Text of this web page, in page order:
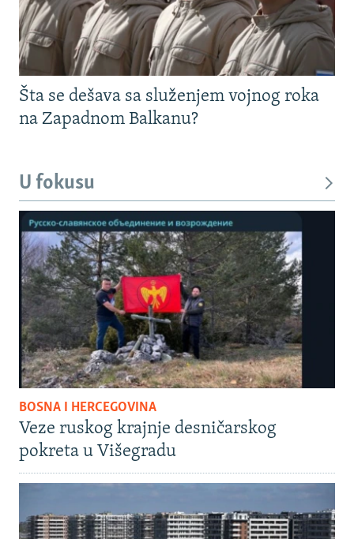
Šta se dešava sa služenjem vojnog roka
na Zapadnom Balkanu?
U fokusu
BOSNA I HERCEGOVINA
Veze ruskog krajnje desničarskog
pokreta u Višegradu